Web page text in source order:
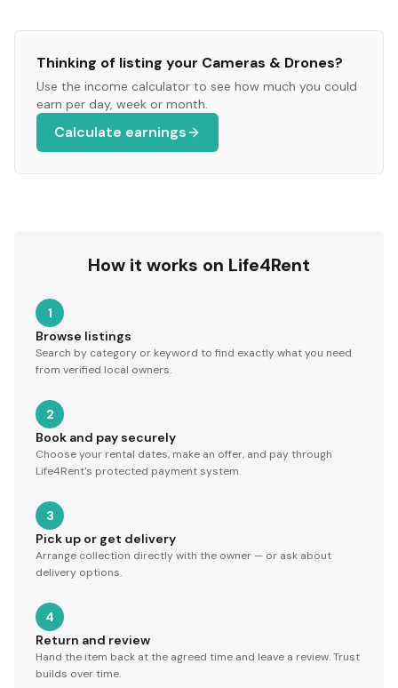
Thinking of listing your Cameras & Drones?
Use the income calculator to see how much you could
earn per day, week or month.
Calculate earnings
How it works on Life4Rent
1
Browse listings
Search by category or keyword to find exactly what you need
from verified local owners.
2
Book and pay securely
Choose your rental dates, make an offer, and pay through
Life4Rent's protected payment system.
3
Pick up or get delivery
Arrange collection directly with the owner — or ask about
delivery options.
4
Return and review
Hand the item back at the agreed time and leave a review. Trust
builds over time.